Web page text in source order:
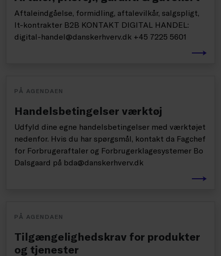
Aftaleindgåelse, formidling, aftalevilkår, salgspligt,
It-kontrakter B2B KONTAKT DIGITAL HANDEL:
digital-handel@danskerhverv.dk +45 7225 5601
PÅ AGENDAEN
Handelsbetingelser værktøj
Udfyld dine egne handelsbetingelser med værktøjet
nedenfor. Hvis du har spørgsmål, kontakt da Fagchef
for Forbrugeraftaler og Forbrugerklagesystemer Bo
Dalsgaard på bda@danskerhverv.dk
PÅ AGENDAEN
Tilgængelighedskrav for produkter
og tjenester